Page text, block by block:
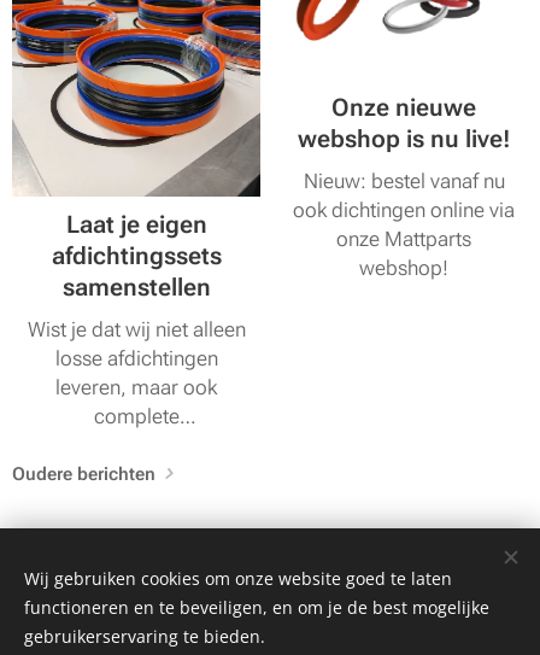
Laat je eigen
afdichtingssets
samenstellen
Wist je dat wij niet alleen
losse afdichtingen
leveren, maar ook
complete
aanbieden?
Onze nieuwe
webshop is nu live!
Nieuw: bestel vanaf nu
ook dichtingen online via
onze Mattparts
webshop!
Oudere berichten
MATTPARTS BV
www.mattparts.eu
Wij gebruiken cookies om onze website goed te laten
functioneren en te beveiligen, en om je de best mogelijke
gebruikerservaring te bieden.